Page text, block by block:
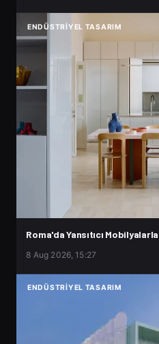
ENDÜSTRIYEL TASARIM
Roma'da Yansıtıcı
8 Aug 2026, 15:27
ENDÜSTRIYEL TASARIM